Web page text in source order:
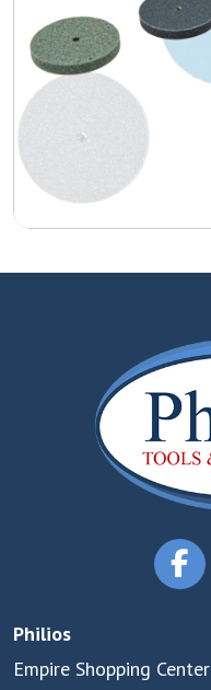
Philios
Empire Shopping Center